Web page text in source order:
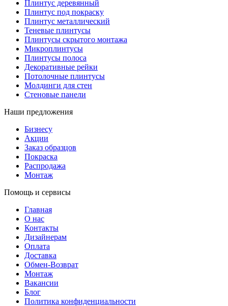
Плинтус деревянный
Плинтус под покраску
Плинтус металлический
Теневые плинтусы
Плинтусы скрытого монтажа
Микроплинтусы
Плинтусы полоса
Декоративные рейки
Потолочные плинтусы
Молдинги для стен
Стеновые панели
Наши предложения
Бизнесу
Акции
Заказ образцов
Покраска
Распродажа
Монтаж
Помощь и сервисы
Главная
О нас
Контакты
Дизайнерам
Оплата
Доставка
Обмен-Возврат
Монтаж
Вакансии
Блог
Политика конфиденциальности